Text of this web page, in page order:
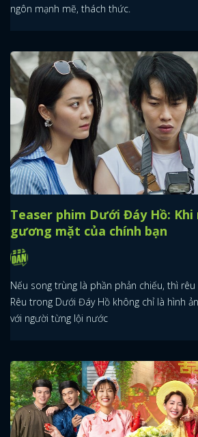
ngôn mạnh mẽ, thách thức.
Teaser phim Dưới Đáy Hồ: Khi
gương mặt của chính bạn
Nếu song trùng là phần phản chiếu, thì
Rêu trong Dưới Đáy Hồ không chỉ là hình
với người từng lội nước